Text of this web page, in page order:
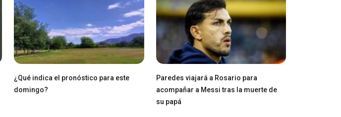
¿Qué indica el pronóstico para este
domingo?
Paredes viajará a Rosario para
acompañar a Messi tras la muerte de
su papá